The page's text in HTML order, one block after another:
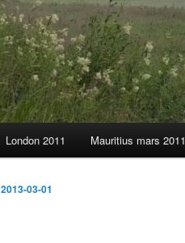
London 2011 Mauritius mars 2011
2013-03-01